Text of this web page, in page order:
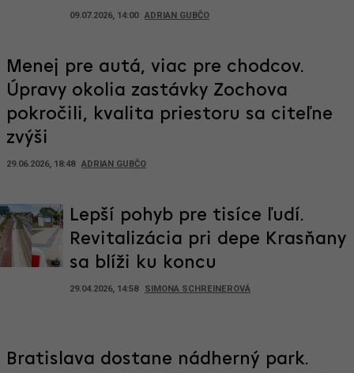
09.07.2026, 14:00 ADRIAN GUBČO
Menej pre autá, viac pre chodcov.
Úpravy okolia zastávky Zochova
pokročili, kvalita priestoru sa citeľne
zvýši
29.06.2026, 18:48 ADRIAN GUBČO
Lepší pohyb pre tisíce ľudí.
Revitalizácia pri depe Krasňany
sa blíži ku koncu
29.04.2026, 14:58 SIMONA SCHREINEROVÁ
Bratislava dostane nádherný park.